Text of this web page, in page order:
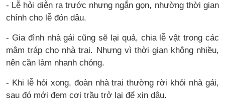
- Lễ hỏi diễn ra trước nhưng ngắn gọn, nhường thời gian
chính cho lễ đón dâu.
- Gia đình nhà gái cũng sẽ lại quả, chia lễ vật trong các
mâm tráp cho nhà trai. Nhưng vì thời gian không nhiều,
nên cần làm nhanh chóng.
- Khi lễ hỏi xong, đoàn nhà trai thường rời khỏi nhà gái,
sau đó mới đem cơi trầu trở lại để xin dâu.